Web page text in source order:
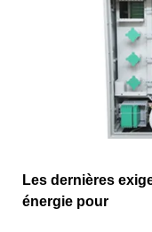
Les dernières
énergie pour